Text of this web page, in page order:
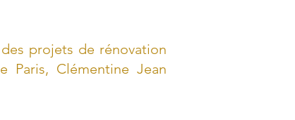
projets de rénovation
Paris, Clémentine Jean